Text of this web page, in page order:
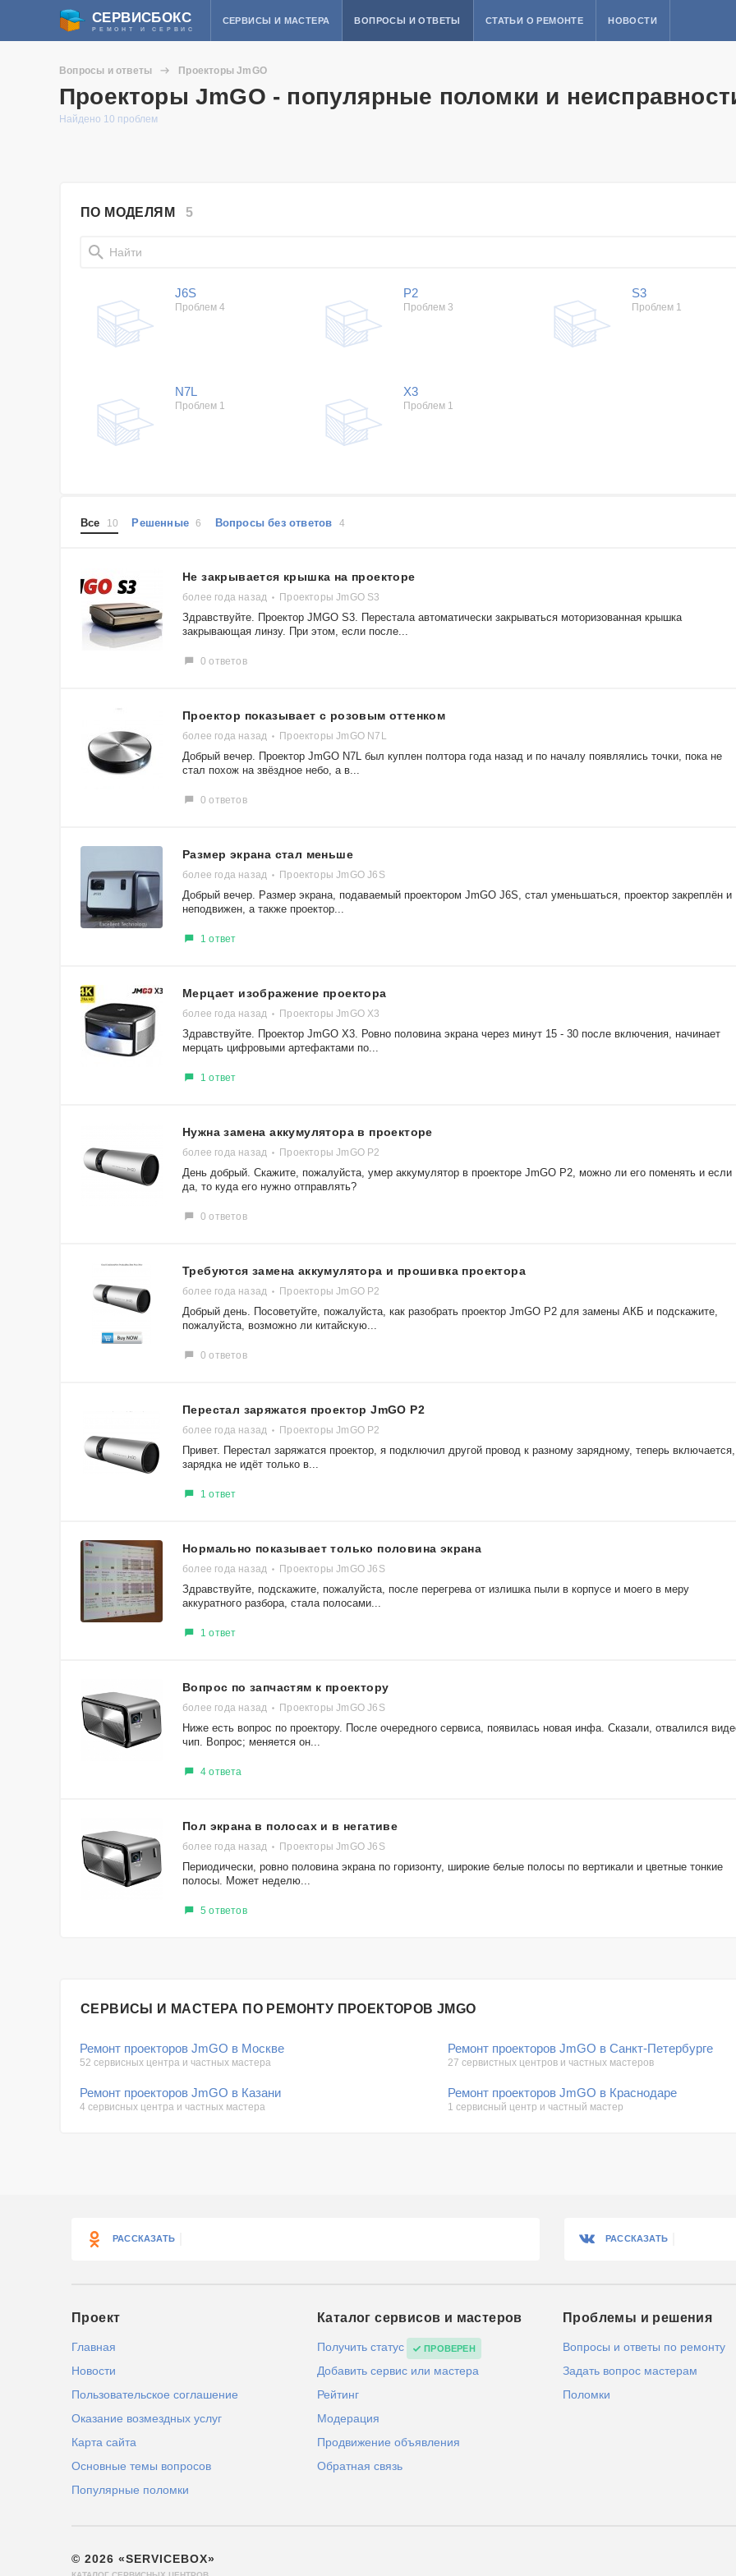
СЕРВИСБОКС
РЕМОНТ И СЕРВИС
СЕРВИСЫ И МАСТЕРА ВОПРОСЫ И ОТВЕТЫ СТАТЬИ О РЕМОНТЕ НОВОСТИ
Вопросы и ответы Проекторы JmGO
Проекторы JmGO - популярные поломки и
Найдено 10 проблем
ПО МОДЕЛЯМ 5
J6S
Проблем 4
P2
Проблем 3
S3
Проблем 1
N7L
Проблем 1
X3
Проблем 1
Все 10 Решенные6 Вопросы без ответов 4
Не закрывается крышка на проекторе
более года назад Проекторы JmGO S3
Здравствуйте. Проектор JMGO S3. Перестала автоматически закрываться моторизованная крышка
закрывающая линзу. При этом, если после...
0 ответов
Проектор показывает с розовым оттенком
более года назад Проекторы JmGO N7L
Добрый вечер. Проектор JmGO N7L был куплен полтора года назад и по началу появлялись точки, пока не
стал похож на звёздное небо, а в...
0 ответов
Размер экрана стал меньше
более года назад Проекторы JmGO J6S
Добрый вечер. Размер экрана, подаваемый проектором JmGO J6S, стал уменьшаться, проектор закреплён и
неподвижен, а также проектор...
1 ответ
Мерцает изображение проектора
более года назад Проекторы JmGO X3
Здравствуйте. Проектор JmGO X3. Ровно половина экрана через минут 15 - 30 после включения, начинает
мерцать цифровыми артефактами по...
1 ответ
Нужна замена аккумулятора в проекторе
более года назад Проекторы JmGO P2
День добрый. Скажите, пожалуйста, умер аккумулятор в проекторе JmGO P2, можно ли его поменять и если
да, то куда его нужно отправлять?
0 ответов
Требуются замена аккумулятора и прошивка проектора
более года назад Проекторы JmGO P2
Добрый день. Посоветуйте, пожалуйста, как разобрать проектор JmGO P2 для замены АКБ и подскажите,
пожалуйста, возможно ли китайскую...
0 ответов
Перестал заряжатся проектор JmGO P2
более года назад Проекторы JmGO P2
Привет. Перестал заряжатся проектор, я подключил другой провод к разному зарядному, теперь
зарядка не идёт только в...
1 ответ
Нормально показывает только половина экрана
более года назад Проекторы JmGO J6S
Здравствуйте, подскажите, пожалуйста, после перегрева от излишка пыли в корпусе и моего в меру
аккуратного разбора, стала полосами...
1 ответ
Вопрос по запчастям к проектору
более года назад Проекторы JmGO J6S
Ниже есть вопрос по проектору. После очередного сервиса, появилась новая инфа. Сказали, отвалился
чип. Вопрос; меняется он...
4 ответа
Пол экрана в полосах и в негативе
более года назад Проекторы JmGO J6S
Периодически, ровно половина экрана по горизонту, широкие белые полосы по вертикали и цветные тонкие
полосы. Может неделю...
5 ответов
СЕРВИСЫ И МАСТЕРА ПО РЕМОНТУ ПРОЕКТОРОВ JMGO
Ремонт проекторов JmGO в Москве
52 сервисных центра и частных мастера
Ремонт проекторов JmGO в Санкт-Петербурге
27 сервистных центров и частных мастеров
Ремонт проекторов JmGO в Казани
4 сервисных центра и частных мастера
Ремонт проекторов JmGO в Краснодаре
1 сервисный центр и частный мастер
РАССКАЗАТЬ РАССКАЗАТЬ
Проект
Главная
Новости
Пользовательское соглашение
Оказание возмездных услуг
Карта сайта
Основные темы вопросов
Популярные поломки
Каталог сервисов и мастеров
Получить статус ПРОВЕРЕН
Добавить сервис или мастера
Рейтинг
Модерация
Продвижение объявления
Обратная связь
Проблемы и решения
Вопросы и ответы по ремонту
Задать вопрос мастерам
Поломки
© 2026 «SERVICEBOX»